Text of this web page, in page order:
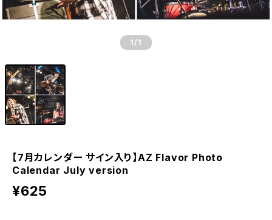
1 /1
【7月カレンダー サイン入り】AZ Flavor Photo
Calendar July version
¥625